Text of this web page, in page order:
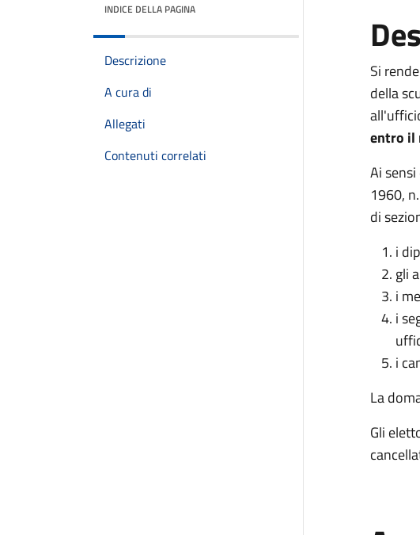
INDICE DELLA PAGINA
Descrizione
A cura di
Allegati
Contenuti correlati
Si
della
entro il
Ai
1960,
di
i
gli
i
i
i
La
Gli